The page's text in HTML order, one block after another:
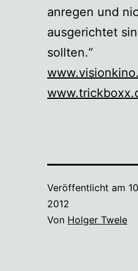
anregen und
ausgerichtet
sollten.“
Veröffentlicht am
2012
Von Holger Twele